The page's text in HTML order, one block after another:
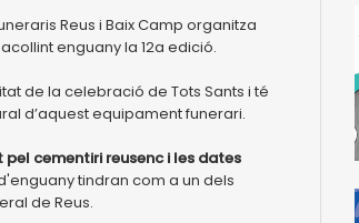
Reus i Baix Camp organitza
enguany la 12a edició.
de la celebració de Tots Sants i té
d’aquest equipament funerari.
cementiri reusenc i les dates
tindran com a un dels
de Reus.